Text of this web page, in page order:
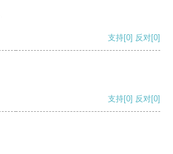
支持[0] 反对[0]
支持[0] 反对[0]